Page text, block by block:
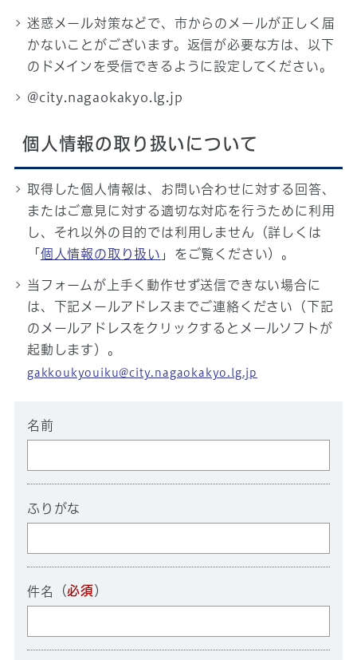
迷惑メール対策などで、市からのメールが正しく届
かないことがございます。返信が必要な方は、以下
のドメインを受信できるように設定してください。
@city.nagaokakyo.lg.jp
個人情報の取り扱いについて
取得した個人情報は、お問い合わせに対する回答、
またはご意見に対する適切な対応を行うために利用
し、それ以外の目的では利用しません（詳しくは
「 個人情報の取り扱い 」をご覧ください）。
当フォームが上手く動作せず送信できない場合に
は、下記メールアドレスまでご連絡ください（下記
のメールアドレスをクリックするとメールソフトが
起動します）。
gakkoukyouiku@city.nagaokakyo.lg.jp
名前
ふりがな
件名 （必須 ）